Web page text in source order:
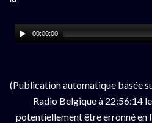
00:00:00
(Publication automatique basée
Radio Belgique à 22:56:14
potentiellement être erronné en